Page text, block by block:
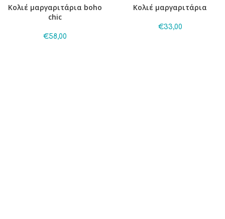
Κολιέ μαργαριτάρια boho
chic
€58,00
Κολιέ μαργαριτάρια
€33,00